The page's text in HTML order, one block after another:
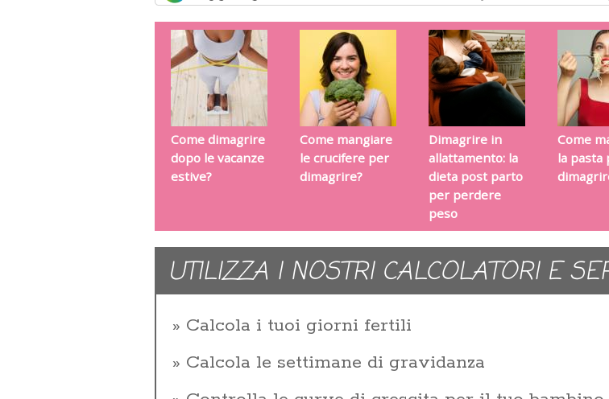
Come dimagrire
dopo le vacanze
estive?
Come mangiare
le crucifere per
dimagrire?
Dimagrire in
allattamento: la
dieta post parto
per perdere
peso
Come
la pasta
UTILIZZA I NOSTRI CALCOLATORI E
Calcola i tuoi giorni fertili
Calcola le settimane di gravidanza